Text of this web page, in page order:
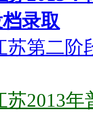
录取
苏第二阶
苏2013